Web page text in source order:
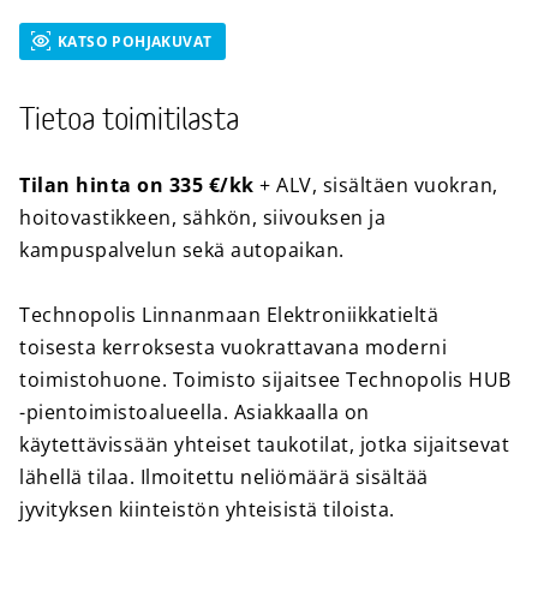
KATSO POHJAKUVAT
Tietoa toimitilasta
Tilan hinta on 335 €/kk + ALV, sisältäen vuokran,
hoitovastikkeen, sähkön, siivouksen ja
kampuspalvelun sekä autopaikan.
Technopolis Linnanmaan Elektroniikkatieltä
toisesta kerroksesta vuokrattavana moderni
toimistohuone. Toimisto sijaitsee Technopolis HUB
-pientoimistoalueella. Asiakkaalla on
käytettävissään yhteiset taukotilat, jotka sijaitsevat
lähellä tilaa. Ilmoitettu neliömäärä sisältää
jyvityksen kiinteistön yhteisistä tiloista.